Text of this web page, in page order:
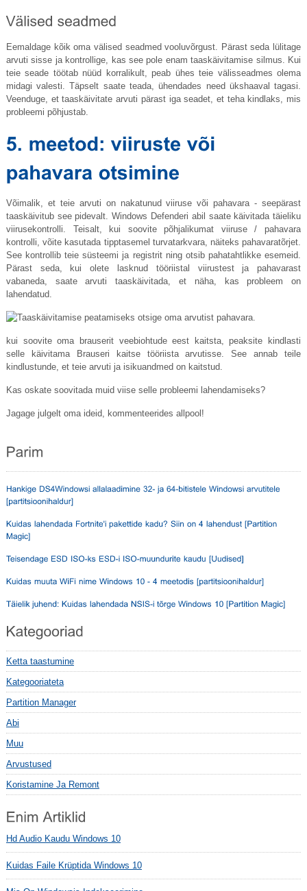
Eemaldage kõik oma välised seadmed vooluvõrgust. Pärast seda lülitage
arvuti sisse ja kontrollige, kas see pole enam taaskäivitamise silmus. Kui
teie seade töötab nüüd korralikult, peab ühes teie välisseadmes olema
midagi valesti. Täpselt saate teada, ühendades need ükshaaval tagasi.
Veenduge, et taaskäivitate arvuti pärast iga seadet, et teha kindlaks, mis
probleemi põhjustab.
Võimalik, et teie arvuti on nakatunud viiruse või pahavara - seepärast
taaskäivitub see pidevalt. Windows Defenderi abil saate käivitada täieliku
viirusekontrolli. Teisalt, kui soovite põhjalikumat viiruse / pahavara
kontrolli, võite kasutada tipptasemel turvatarkvara, näiteks pahavaratõrjet.
See kontrollib teie süsteemi ja registrit ning otsib pahatahtlikke esemeid.
Pärast seda, kui olete lasknud tööriistal viirustest ja pahavarast
vabaneda, saate arvuti taaskäivitada, et näha, kas probleem on
lahendatud.
kui soovite oma brauserit veebiohtude eest kaitsta, peaksite kindlasti
selle käivitama Brauseri kaitse tööriista arvutisse. See annab teile
kindlustunde, et teie arvuti ja isikuandmed on kaitstud.
Kas oskate soovitada muid viise selle probleemi lahendamiseks?
Jagage julgelt oma ideid, kommenteerides allpool!
Ketta taastumine
Kategooriateta
Partition Manager
Abi
Muu
Arvustused
Koristamine Ja Remont
Hd Audio Kaudu Windows 10
Kuidas Faile Krüptida Windows 10